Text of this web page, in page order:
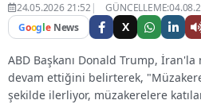
24.05.2026 21:52
Google News X
ABD Başkanı Donald Trump,
devam ettiğini belirterek,
şekilde ilerliyor, müzakerelere